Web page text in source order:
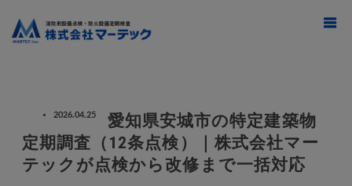
ホーム
愛知県安城市の特定建築物定期調査（12条点検）｜株式会社マーテックが点検
から改修まで一括対応
2026.04.25
愛知県安城市の特定建築物
定期調査（12条点検）｜株式会社マー
テックが点検から改修まで一括対応